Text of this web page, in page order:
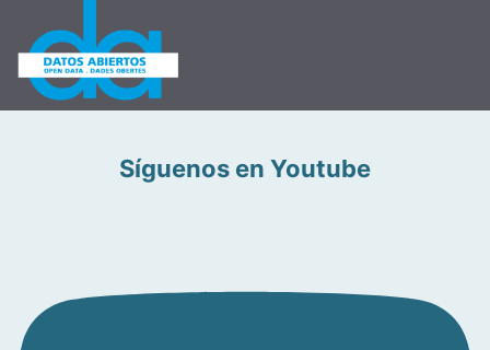
Síguenos en Youtube